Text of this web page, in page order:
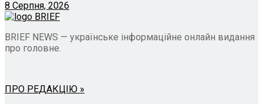
8 Серпня, 2026
BRIEF NEWS — українське інформаційне онлайн видання
про головне.
ПРО РЕДАКЦІЮ »